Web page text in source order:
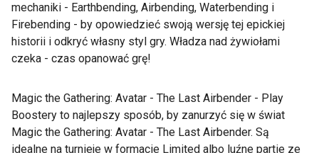
mechaniki - Earthbending, Airbending, Waterbending i
Firebending - by opowiedzieć swoją wersję tej epickiej
historii i odkryć własny styl gry. Władza nad żywiołami
czeka - czas opanować grę!
Magic the Gathering: Avatar - The Last Airbender - Play
Boostery to najlepszy sposób, by zanurzyć się w świat
Magic the Gathering: Avatar - The Last Airbender. Są
idealne na turnieje w formacie Limited albo luźne partie ze